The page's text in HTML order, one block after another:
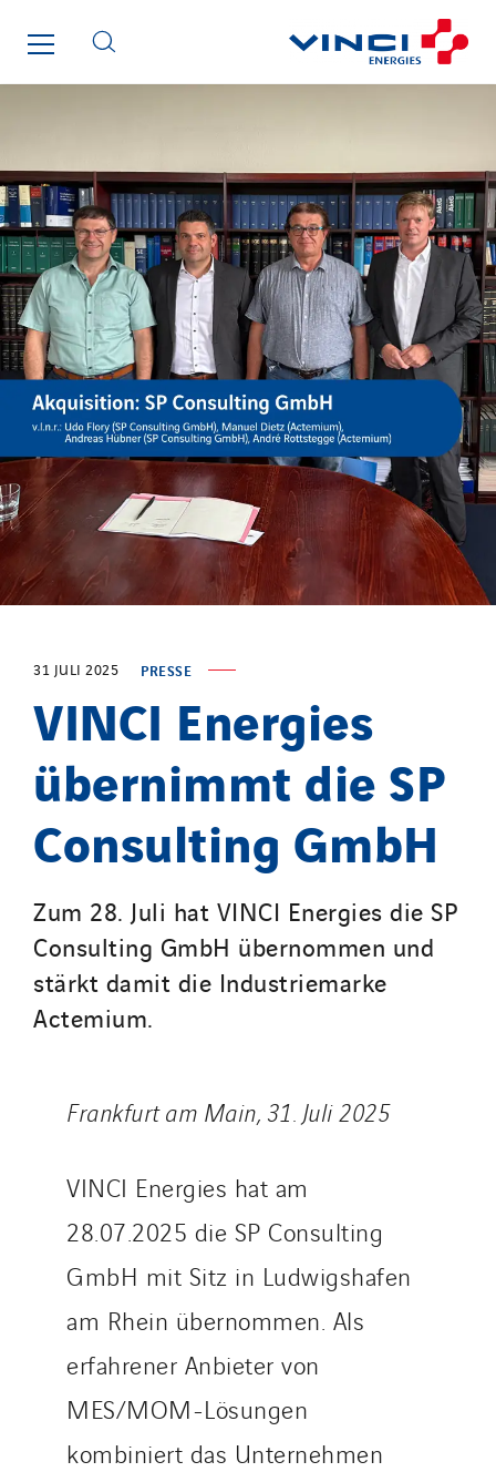
31 JULI 2025 PRESSE
VINCI Energies
übernimmt die SP
Consulting GmbH
Zum 28. Juli hat VINCI Energies die SP
Consulting GmbH übernommen und
stärkt damit die Industriemarke
Actemium.
Frankfurt am Main, 31. Juli 2025
VINCI Energies hat am
28.07.2025 die SP Consulting
GmbH mit Sitz in Ludwigshafen
am Rhein übernommen. Als
erfahrener Anbieter von
MES/MOM-Lösungen
kombiniert das Unternehmen
Santerne Angouleme
Santerne Aquitaine
Santerne IDF
Santerne Marseille
Santerne Tertiaire et Santé
Sarrasola
Schoro Electricité
Schuh Bodentechnik
SCIE Puy de Dome
SDEL Atlantis
SDEL Grand Ouest
SDEL Navis
SDEL Rouergue
SDEL Savoie Léman
SDEL Tertiaire
SDEL Transport Services
Sedam
SEDD
Service One Alliance
Seves
SKE-International
Smart Building Energies
Socalec
Sotécnica
SparkEx® Funkenlöschanlagen
STE Armor
Sylvestre Energies
Telematic Solutions
Thermo Réfrigération
Tiab
Top Thermique
TranzCom
Tunzini Antilles
Tunzini Grand Ouest